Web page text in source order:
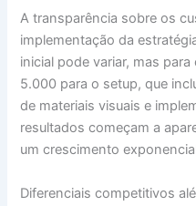
A transparência sobre os
implementação da
inicial pode variar, mas
5.000 para o setup, que
de materiais visuais e
resultados começam a
um crescimento
Diferenciais competitivos